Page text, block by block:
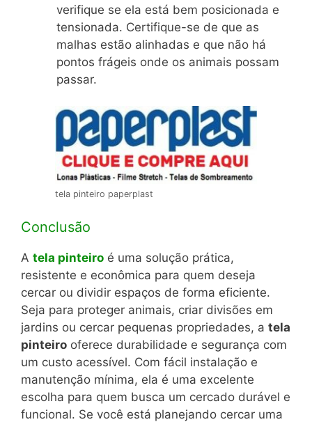
verifique se ela está bem posicionada e
tensionada. Certifique-se de que as
malhas estão alinhadas e que não há
pontos frágeis onde os animais possam
passar.
tela pinteiro paperplast
Conclusão
A tela pinteiro é uma solução prática,
resistente e econômica para quem deseja
cercar ou dividir espaços de forma eficiente.
Seja para proteger animais, criar divisões em
jardins ou cercar pequenas propriedades, a tela
pinteiro oferece durabilidade e segurança com
um custo acessível. Com fácil instalação e
manutenção mínima, ela é uma excelente
escolha para quem busca um cercado durável e
funcional. Se você está planejando cercar uma